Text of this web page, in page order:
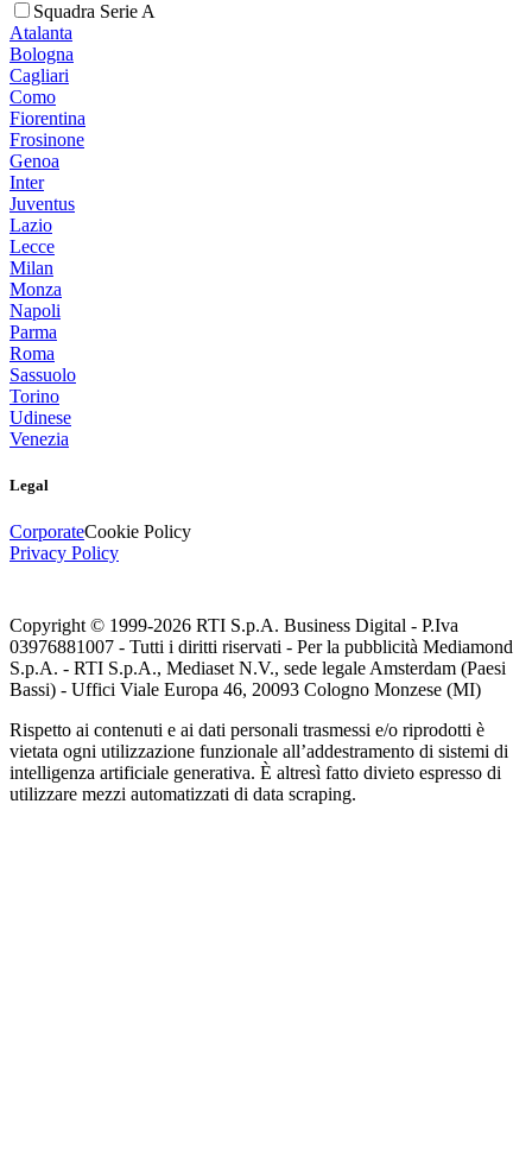
Squadra Serie A
Atalanta
Bologna
Cagliari
Como
Fiorentina
Frosinone
Genoa
Inter
Juventus
Lazio
Lecce
Milan
Monza
Napoli
Parma
Roma
Sassuolo
Torino
Udinese
Venezia
Legal
CorporateCookie Policy
Privacy Policy
Copyright © 1999-2026 RTI S.p.A. Business Digital - P.Iva
03976881007 - Tutti i diritti riservati - Per la pubblicità Mediamond
S.p.A. - RTI S.p.A., Mediaset N.V., sede legale Amsterdam (Paesi
Bassi) - Uffici Viale Europa 46, 20093 Cologno Monzese (MI)
Rispetto ai contenuti e ai dati personali trasmessi e/o riprodotti è
vietata ogni utilizzazione funzionale all’addestramento di sistemi di
intelligenza artificiale generativa. È altresì fatto divieto espresso di
utilizzare mezzi automatizzati di data scraping.